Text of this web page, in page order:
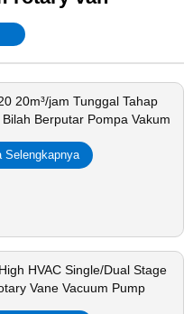
20m³/jam Tunggal Tahap
Bilah Berputar Pompa Vakum
Selengkapnya
HVAC Single/Dual Stage
Vane Vacuum Pump